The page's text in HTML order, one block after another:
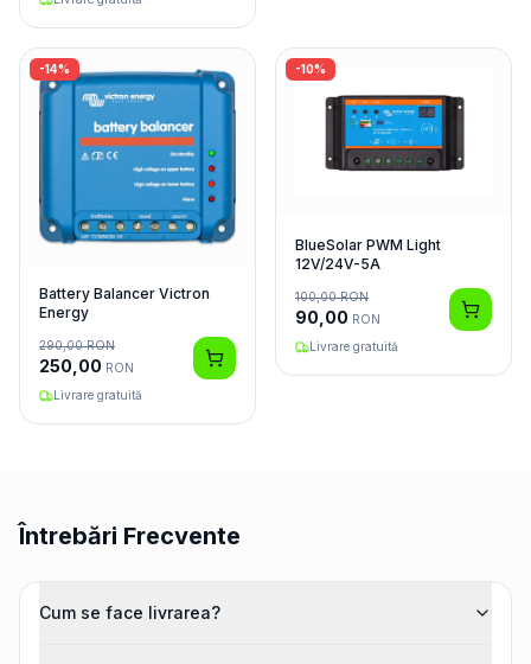
-14%
Battery Balancer Victron
Energy
290,00RON
250,00 RON
Livrare gratuită
-10%
BlueSolar PWM Light
12V/24V-5A
100,00RON
90,00 RON
Livrare gratuită
Întrebări Frecvente
Cum se face livrarea?